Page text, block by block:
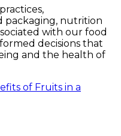
of Fruits in a